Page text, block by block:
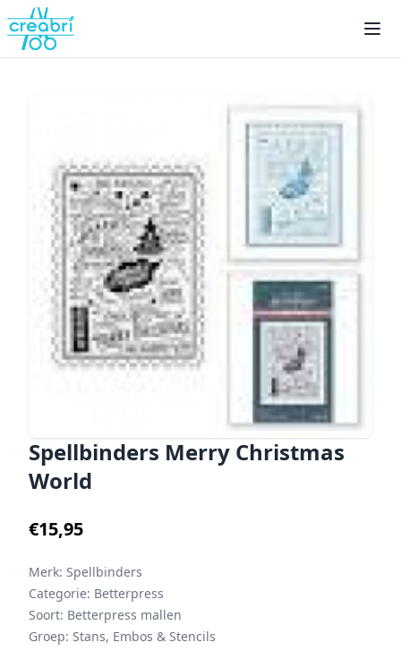
Spellbinders Merry Christmas
World
€15,95
Merk: Spellbinders
Categorie: Betterpress
Soort: Betterpress mallen
Groep: Stans, Embos & Stencils